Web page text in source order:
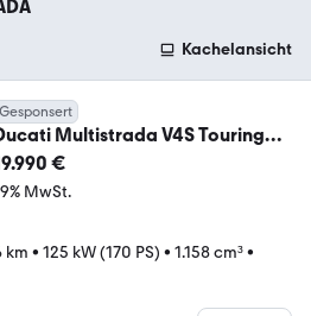
Kachelansicht
Gesponsert
Multistrada V4S Touring
Akra!!!
€
MwSt.
km • 125 kW (170 PS) • 1.158 cm³•